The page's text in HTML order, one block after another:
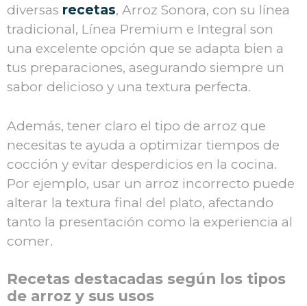
diversas recetas, Arroz Sonora, con su línea
tradicional, Línea Premium e Integral son
una excelente opción que se adapta bien a
tus preparaciones, asegurando siempre un
sabor delicioso y una textura perfecta.
Además, tener claro el tipo de arroz que
necesitas te ayuda a optimizar tiempos de
cocción y evitar desperdicios en la cocina.
Por ejemplo, usar un arroz incorrecto puede
alterar la textura final del plato, afectando
tanto la presentación como la experiencia al
comer.
Recetas destacadas según los tipos
de arroz y sus usos